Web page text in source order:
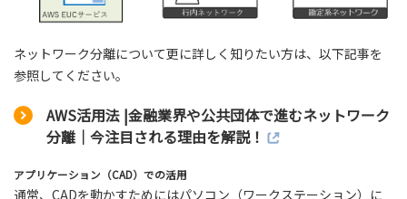
ネットワーク分離について更に詳しく知りたい方は、以下記事を
参照してください。
AWS活用法 |金融業界や公共団体で進むネットワーク
分離｜今注目される理由を解説！
アプリケーション（CAD）での活用
通常、CADを動かすためにはパソコン（ワークステーション）に